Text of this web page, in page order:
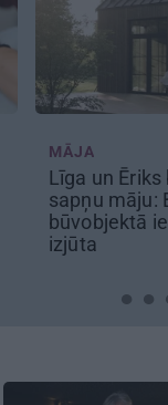
MĀJA
Līga un
sapņu māju:
būvobjektā
izjūta